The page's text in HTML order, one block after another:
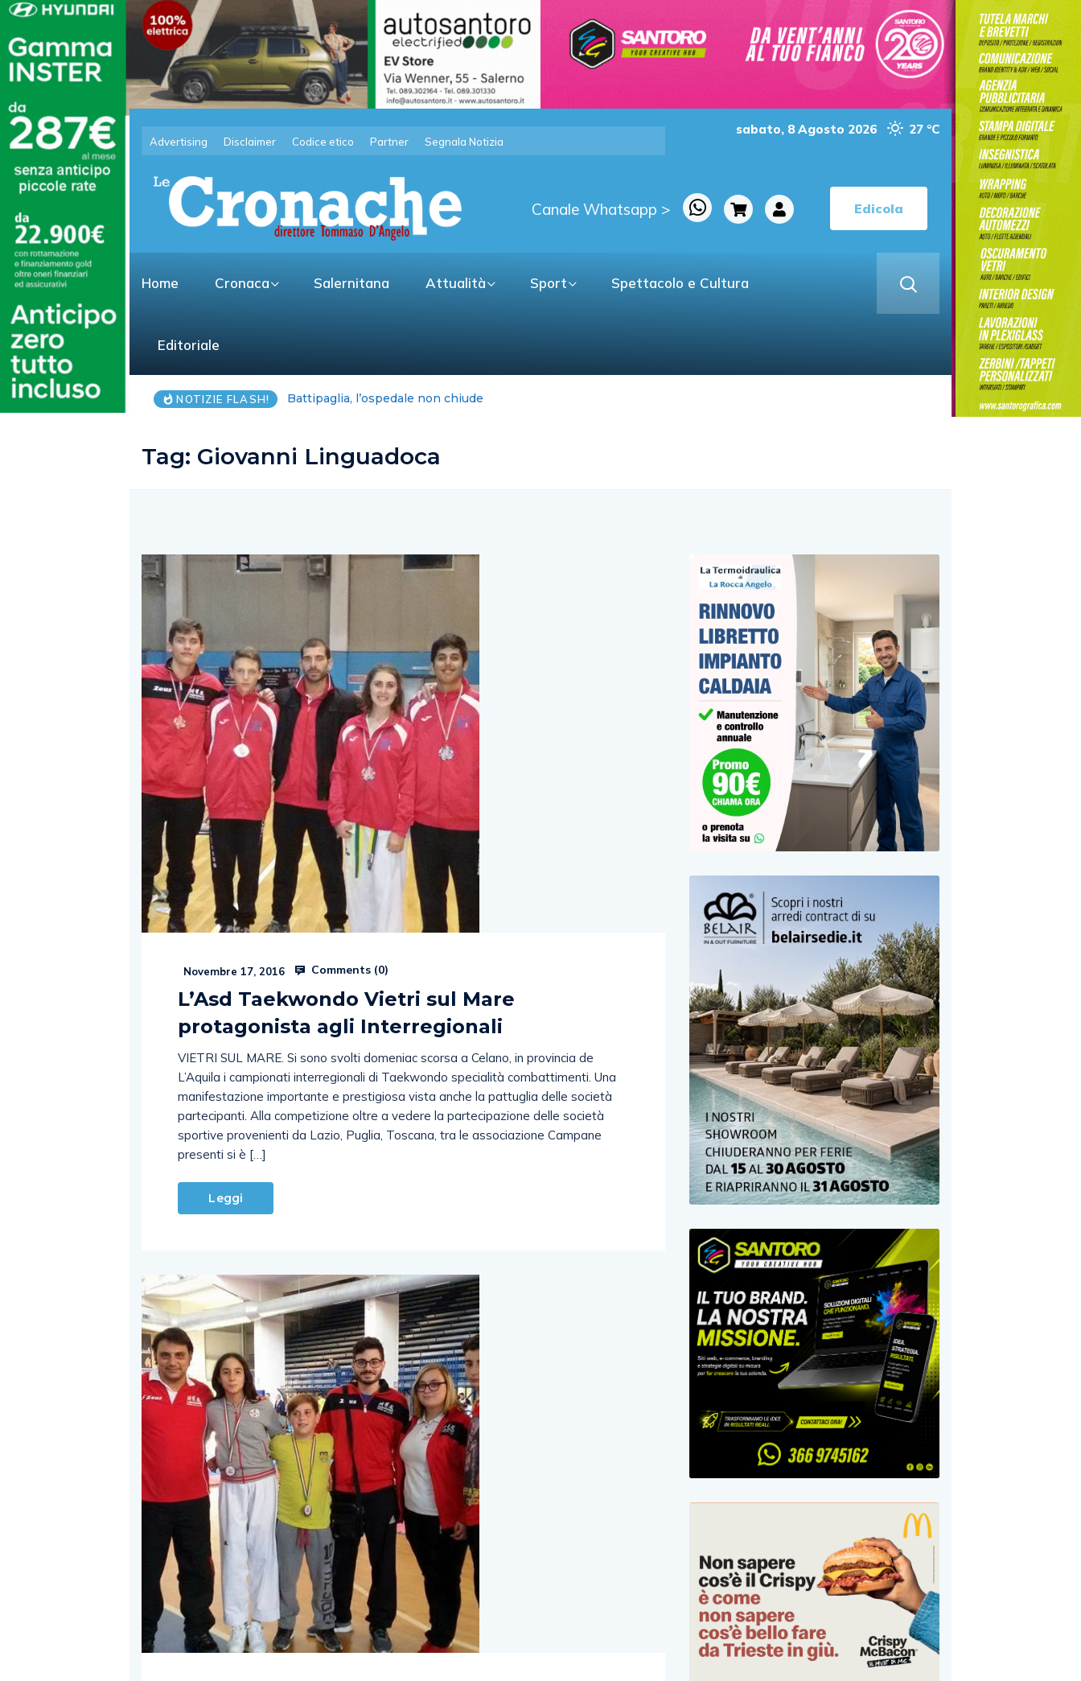
Advertising Disclaimer Codice etico Partner Segnala Notizia
sabato, 8 Agosto 2026 27 °C
Canale Whatsapp > Edicola
Home Cronaca Salernitana Attualità Sport Spettacolo e Cultura
Editoriale
NOTIZIE FLASH! Arechi e Volpe: la nota del Comune non chiude la vicenda
Tag: Giovanni Linguadoca
Novembre 17, 2016 Comments (0)
L’Asd Taekwondo Vietri sul Mare
protagonista agli Interregionali
VIETRI SUL MARE. Si sono svolti domeniac scorsa a Celano, in provincia de
L’Aquila i campionati interregionali di Taekwondo specialità combattimenti. Una
manifestazione importante e prestigiosa vista anche la pattuglia delle società
partecipanti. Alla competizione oltre a vedere la partecipazione delle società
sportive provenienti da Lazio, Puglia, Toscana, tra le associazione Campane
presenti si è […]
Leggi